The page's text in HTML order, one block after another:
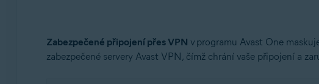
Produkty:
Avast One
Zabezpečené připojení přes VPN v programu Avast One
zabezpečené servery Avast VPN, čímž chrání vaše připojení a